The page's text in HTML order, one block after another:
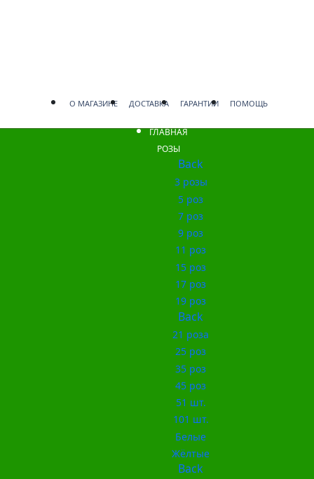
О МАГАЗИНЕ ДОСТАВКА ГАРАНТИИ ПОМОЩЬ
ГЛАВНАЯ
РОЗЫ
Back
3 розы
5 роз
7 роз
9 роз
11 роз
15 роз
17 роз
19 роз
Back
21 роза
25 роз
35 роз
45 роз
51 шт.
101 шт.
Белые
Жёлтые
Back